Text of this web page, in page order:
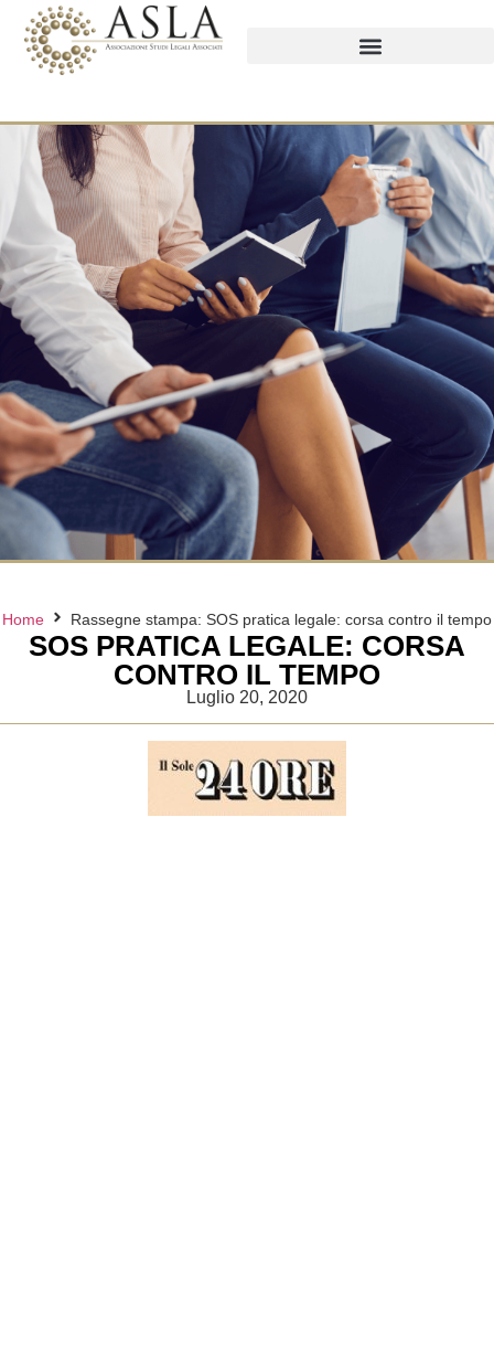
Home Rassegne stampa: SOS pratica legale: corsa contro il tempo
SOS PRATICA LEGALE: CORSA
CONTRO IL TEMPO
Luglio 20, 2020